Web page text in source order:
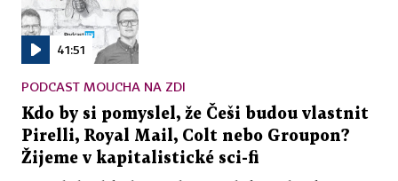
41:51
PODCAST MOUCHA NA ZDI
Kdo by si pomyslel, že Češi budou vlastnit
Pirelli, Royal Mail, Colt nebo Groupon?
Žijeme v kapitalistické sci-fi